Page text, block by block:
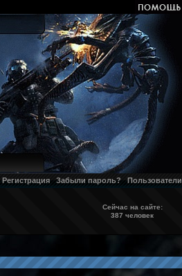
Регистрация Забыли пароль? Пользователи
Сейчас на сайте:
387 человек